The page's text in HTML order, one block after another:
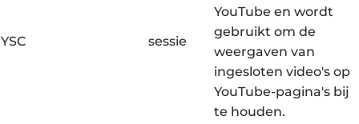
YSC sessie
YouTube en wordt
gebruikt om de
weergaven van
ingesloten video's op
YouTube-pagina's bij
te houden.